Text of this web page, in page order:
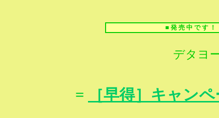
■ 発 売 中 で す
デタヨ
= ［早得］キャン